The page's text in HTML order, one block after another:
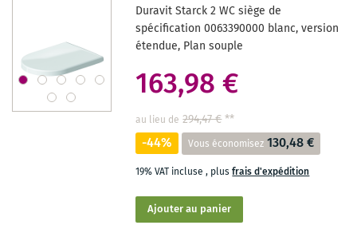
SOUHAITS
Duravit Starck 2 WC siège de
spécification 0063390000 blanc, version
étendue, Plan souple
163,98 €
au lieu de 294,47 €**
-44% Vous économisez 130,48 €
19% VAT incluse, plusfrais d'expédition
Ajouter au panier